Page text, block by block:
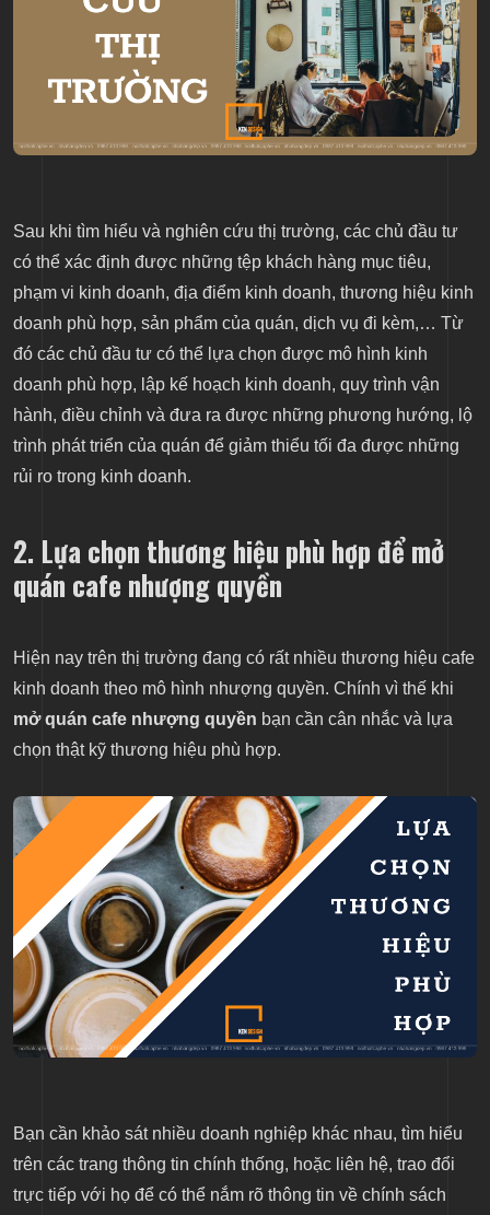
Sau khi tìm hiểu và nghiên cứu thị trường, các chủ đầu tư
có thể xác định được những tệp khách hàng mục tiêu,
phạm vi kinh doanh, địa điểm kinh doanh, thương hiệu kinh
doanh phù hợp, sản phẩm của quán, dịch vụ đi kèm,… Từ
đó các chủ đầu tư có thể lựa chọn được mô hình kinh
doanh phù hợp, lập kế hoạch kinh doanh, quy trình vận
hành, điều chỉnh và đưa ra được những phương hướng, lộ
trình phát triển của quán để giảm thiểu tối đa được những
rủi ro trong kinh doanh.
2. Lựa chọn thương hiệu phù hợp để mở
quán cafe nhượng quyền
Hiện nay trên thị trường đang có rất nhiều thương hiệu cafe
kinh doanh theo mô hình nhượng quyền. Chính vì thế khi
mở quán cafe nhượng quyền bạn cần cân nhắc và lựa
chọn thật kỹ thương hiệu phù hợp.
Bạn cần khảo sát nhiều doanh nghiệp khác nhau, tìm hiểu
trên các trang thông tin chính thống, hoặc liên hệ, trao đổi
trực tiếp với họ để có thể nắm rõ thông tin về chính sách